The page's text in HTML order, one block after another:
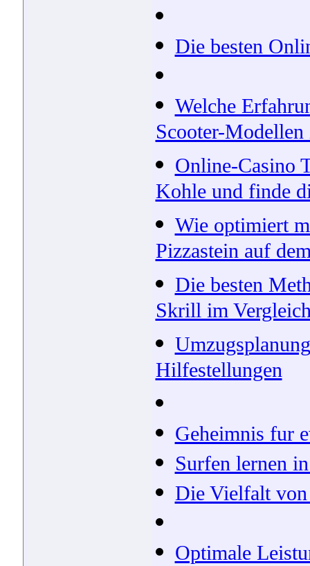
Die besten
Welche
Scooter-
Online-Casino
Kohle und finde
Wie optimiert
Pizzastein auf
Die besten
Skrill im
Hilfestellungen
Geheimnis fur
Surfen lernen
Die Vielfalt von
Optimale